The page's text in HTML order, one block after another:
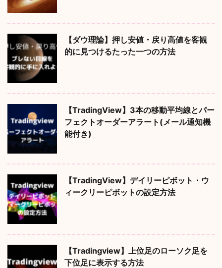
【ダウ理論】押し安値・戻り高値を客観
的に見つけるたった一つの方法
【TradingView】3本の移動平均線とパー
フェクトオーダーアラート(メール通知機
能付き)
【TradingView】デイリーピボット・ウ
ィークリーピボットの設定方法
【Tradingview】上位足のローソク足を
下位足に表示する方法